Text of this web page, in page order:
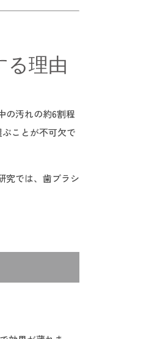
る理由
の汚れの約6割程
ことが不可欠で
究では、歯ブラシ